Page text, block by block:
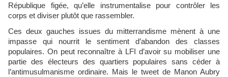
République figée, qu’elle instrumentalise pour contrôler les
corps et diviser plutôt que rassembler.
Ces deux gauches issues du mitterrandisme mènent à une
impasse qui nourrit le sentiment d’abandon des classes
populaires. On peut reconnaître à LFI d’avoir su mobiliser une
partie des électeurs des quartiers populaires sans céder à
l’antimusulmanisme ordinaire. Mais le tweet de Manon Aubry